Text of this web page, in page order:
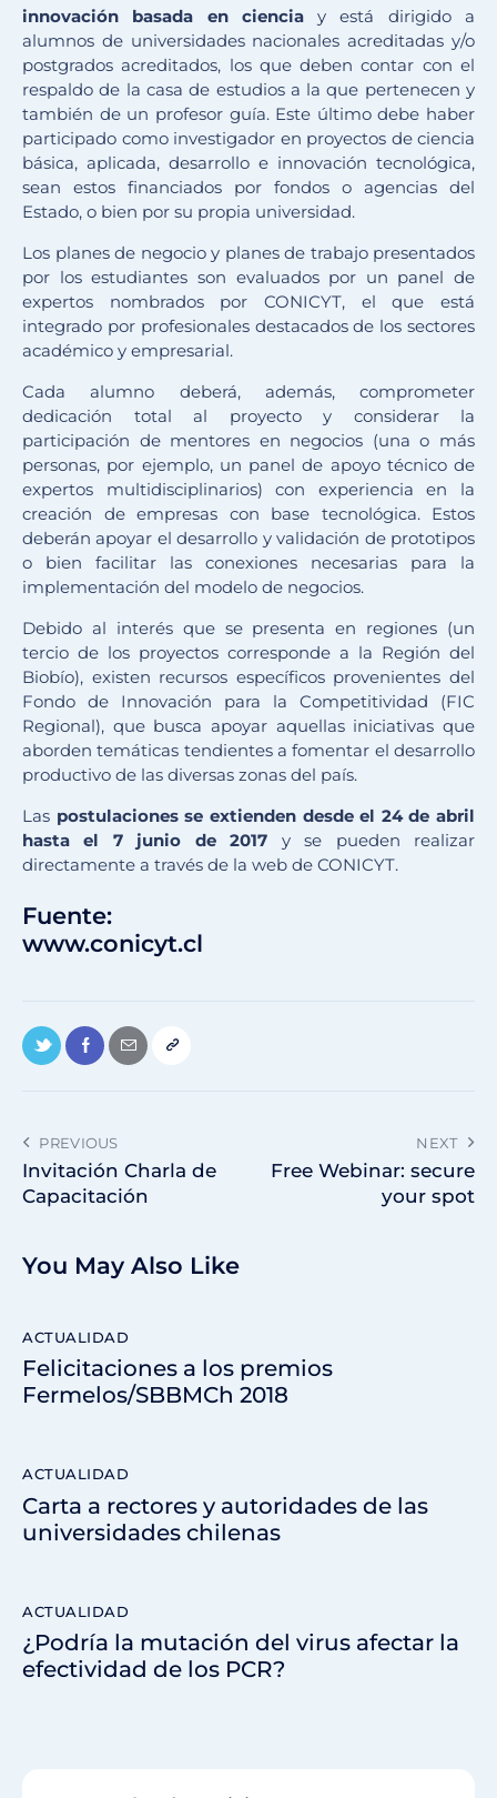
innovación basada en cienciay está dirigido a
alumnos de universidades nacionales acreditadas y/o
postgrados acreditados, los que deben contar con el
respaldo de la casa de estudios a la que pertenecen y
también de un profesor guía. Este último debe haber
participado como investigador en proyectos de ciencia
básica, aplicada, desarrollo e innovación tecnológica,
sean estos financiados por fondos o agencias del
Estado, o bien por su propia universidad.
Los planes de negocio y planes de trabajo presentados
por los estudiantes son evaluados por un panel de
expertos nombrados por CONICYT, el que está
integrado por profesionales destacados de los sectores
académico y empresarial.
Cada alumno deberá, además, comprometer
dedicación total al proyecto y considerar la
participación de mentores en negocios (una o más
personas, por ejemplo, un panel de apoyo técnico de
expertos multidisciplinarios) con experiencia en la
creación de empresas con base tecnológica. Estos
deberán apoyar el desarrollo y validación de prototipos
o bien facilitar las conexiones necesarias para la
implementación del modelo de negocios.
Debido al interés que se presenta en regiones (un
tercio de los proyectos corresponde a la Región del
Biobío), existen recursos específicos provenientes del
Fondo de Innovación para la Competitividad (FIC
Regional), que busca apoyar aquellas iniciativas que
aborden temáticas tendientes a fomentar el desarrollo
productivo de las diversas zonas del país.
Las postulaciones se extienden desde el 24 de abril
hasta el 7 junio de 2017 y se pueden realizar
directamente a través de la web de CONICYT.
Fuente:
www.conicyt.cl
PREVIOUS
Invitación Charla de
Capacitación
NEXT
Free Webinar: secure
your spot
You May Also Like
ACTUALIDAD
Felicitaciones a los premios
Fermelos/SBBMCh 2018
ACTUALIDAD
Carta a rectores y autoridades de las
universidades chilenas
ACTUALIDAD
¿Podría la mutación del virus afectar la
efectividad de los PCR?